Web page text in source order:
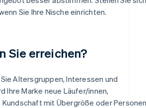
Sie Ihre Nische einrichten.
Sie erreichen?
Altersgruppen, Interessen und
Ihre Marke neue Läufer/innen,
mit Übergröße oder